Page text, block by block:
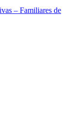
– Familiares de